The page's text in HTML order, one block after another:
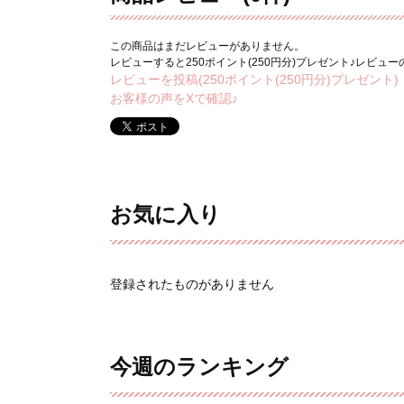
この商品はまだレビューがありません。
レビューすると250ポイント(250円分)プレゼント♪レビュー
レビューを投稿(250ポイント(250円分)プレゼント)
お客様の声をXで確認♪
お気に入り
登録されたものがありません
今週のランキング